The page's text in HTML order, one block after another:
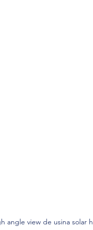
angle view de usina solar